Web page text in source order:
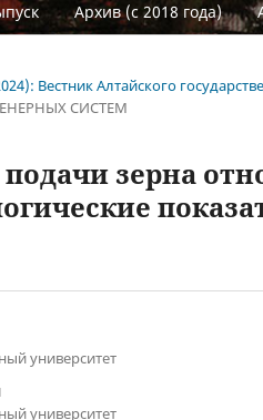
Архив (с 2018 года)
Вестник Алтайского
СИСТЕМ
зерна
университет
университет